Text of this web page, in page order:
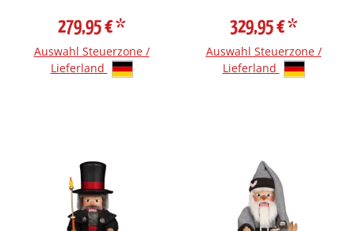
279,95 €*
Auswahl Steuerzone /
Lieferland
329,95 €*
Auswahl Steuerzone /
Lieferland